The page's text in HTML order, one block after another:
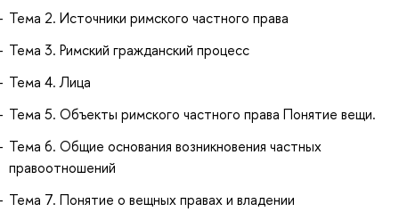
Тема 2. Источники римского частного права
Тема 3. Римский гражданский процесс
Тема 4. Лица
Тема 5. Объекты римского частного права Понятие вещи.
Тема 6. Общие основания возникновения частных
правоотношений
Тема 7. Понятие о вещных правах и владении